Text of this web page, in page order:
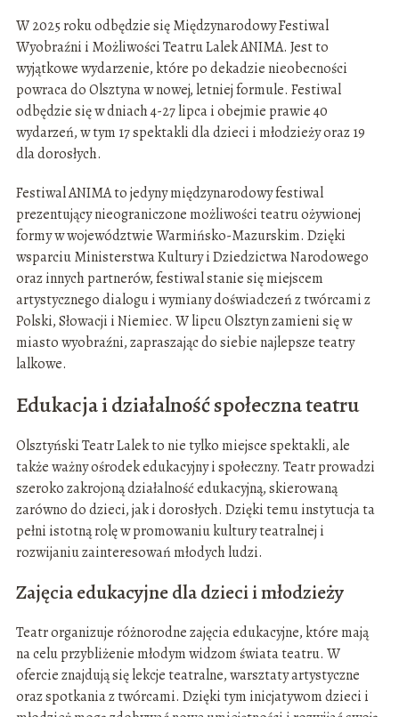
W 2025 roku odbędzie się Międzynarodowy Festiwal
Wyobraźni i Możliwości Teatru Lalek ANIMA. Jest to
wyjątkowe wydarzenie, które po dekadzie nieobecności
powraca do Olsztyna w nowej, letniej formule. Festiwal
odbędzie się w dniach 4-27 lipca i obejmie prawie 40
wydarzeń, w tym 17 spektakli dla dzieci i młodzieży oraz 19
dla dorosłych.
Festiwal ANIMA to jedyny międzynarodowy festiwal
prezentujący nieograniczone możliwości teatru ożywionej
formy w województwie Warmińsko-Mazurskim. Dzięki
wsparciu Ministerstwa Kultury i Dziedzictwa Narodowego
oraz innych partnerów, festiwal stanie się miejscem
artystycznego dialogu i wymiany doświadczeń z twórcami z
Polski, Słowacji i Niemiec. W lipcu Olsztyn zamieni się w
miasto wyobraźni, zapraszając do siebie najlepsze teatry
lalkowe.
Edukacja i działalność społeczna teatru
Olsztyński Teatr Lalek to nie tylko miejsce spektakli, ale
także ważny ośrodek edukacyjny i społeczny. Teatr prowadzi
szeroko zakrojoną działalność edukacyjną, skierowaną
zarówno do dzieci, jak i dorosłych. Dzięki temu instytucja ta
pełni istotną rolę w promowaniu kultury teatralnej i
rozwijaniu zainteresowań młodych ludzi.
Zajęcia edukacyjne dla dzieci i młodzieży
Teatr organizuje różnorodne zajęcia edukacyjne, które mają
na celu przybliżenie młodym widzom świata teatru. W
ofercie znajdują się lekcje teatralne, warsztaty artystyczne
oraz spotkania z twórcami. Dzięki tym inicjatywom dzieci i